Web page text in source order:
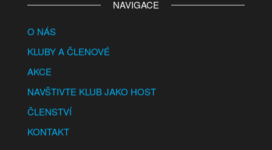
NAVIGACE
O NÁS
KLUBY A ČLENOVÉ
AKCE
NAVŠTIVTE KLUB JAKO HOST
ČLENSTVÍ
KONTAKT